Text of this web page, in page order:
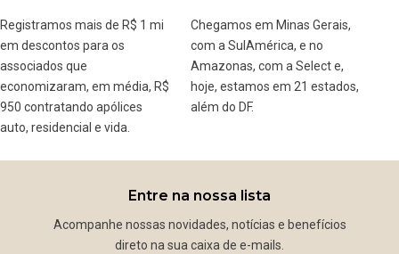
Registramos mais de R$ 1 mi
em descontos para os
associados que
economizaram, em média, R$
950 contratando apólices
auto, residencial e vida.
Chegamos em Minas Gerais,
com a SulAmérica, e no
Amazonas, com a Select e,
hoje, estamos em 21 estados,
além do DF.
Entre na nossa lista
Acompanhe nossas novidades, notícias e benefícios
direto na sua caixa de e-mails.